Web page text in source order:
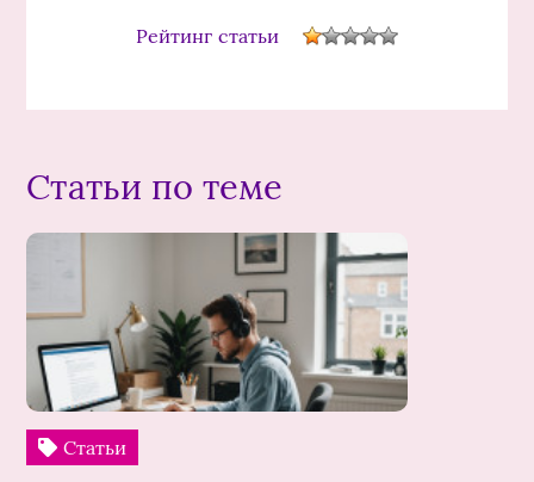
Рейтинг статьи
Статьи по теме
Статьи